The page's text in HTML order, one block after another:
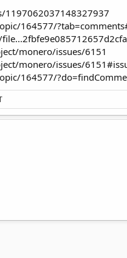
164577/
monero/issues/6151
monero/issues/
164577/